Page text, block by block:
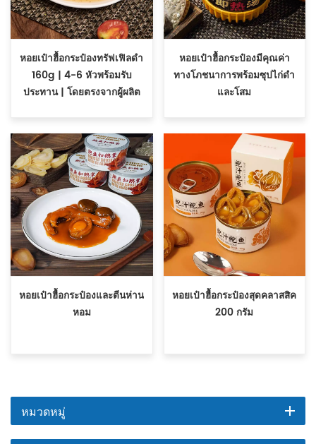
หอยเป๋าฮื้อกระป๋องทรัฟเฟิลดำ
160g | 4-6 หัวพร้อมรับ
ประทาน | โดยตรงจากผู้ผลิต
หอยเป๋าฮื้อกระป๋องมีคุณค่า
ทางโภชนาการพร้อมซุปไก่ดำ
และโสม
หอยเป๋าฮื้อกระป๋องและตีนห่าน
หอม
หอยเป๋าฮื้อกระป๋องสุดคลาสสิค
200 กรัม
หมวดหมู่